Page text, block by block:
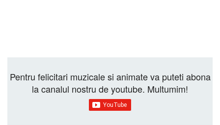
Pentru felicitari muzicale si animate va puteti abona
la canalul nostru de youtube. Multumim!